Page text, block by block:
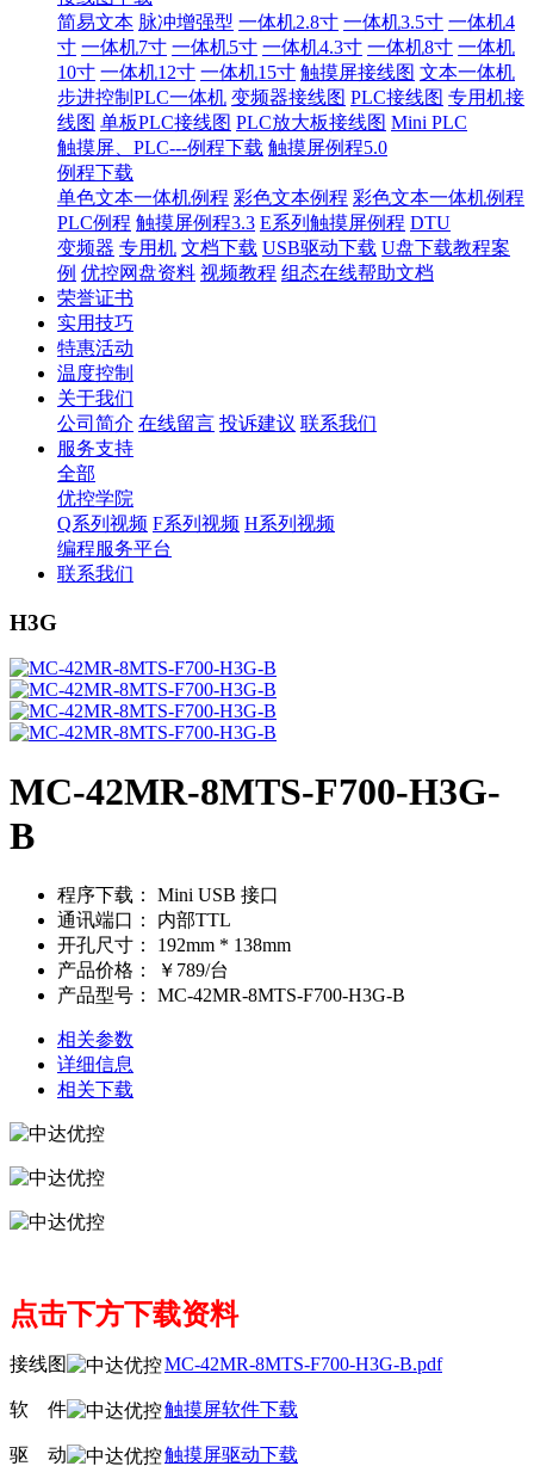
简易文本 脉冲增强型 一体机2.8寸 一体机3.5寸 一体机4
寸 一体机7寸 一体机5寸 一体机4.3寸 一体机8寸 一体机
10寸 一体机12寸 一体机15寸 触摸屏接线图 文本一体机
步进控制PLC一体机 变频器接线图 PLC接线图 专用机接
线图 单板PLC接线图 PLC放大板接线图 Mini PLC
触摸屏、PLC---例程下载 触摸屏例程5.0
例程下载
单色文本一体机例程 彩色文本例程 彩色文本一体机例程
PLC例程 触摸屏例程3.3 E系列触摸屏例程 DTU
变频器 专用机 文档下载 USB驱动下载 U盘下载教程案
例 优控网盘资料 视频教程 组态在线帮助文档
荣誉证书
实用技巧
特惠活动
温度控制
关于我们
公司简介 在线留言 投诉建议 联系我们
服务支持
全部
优控学院
Q系列视频 F系列视频 H系列视频
编程服务平台
联系我们
H3G
MC-42MR-8MTS-F700-H3G-
B
程序下载：
Mini USB 接口
通讯端口：
内部TTL
开孔尺寸：
192mm * 138mm
产品价格：
￥789/台
产品型号：
MC-42MR-8MTS-F700-H3G-B
相关参数
详细信息
相关下载
点击下方下载资料
接线图 MC-42MR-8MTS-F700-H3G-B.pdf
软 件 触摸屏软件下载
驱 动 触摸屏驱动下载